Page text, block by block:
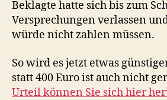
Beklagte hatte sich bis zum
Versprechungen verlassen
würde nicht zahlen müssen.
So wird es jetzt etwas
statt 400 Euro ist auch nicht
Urteil können Sie sich hier